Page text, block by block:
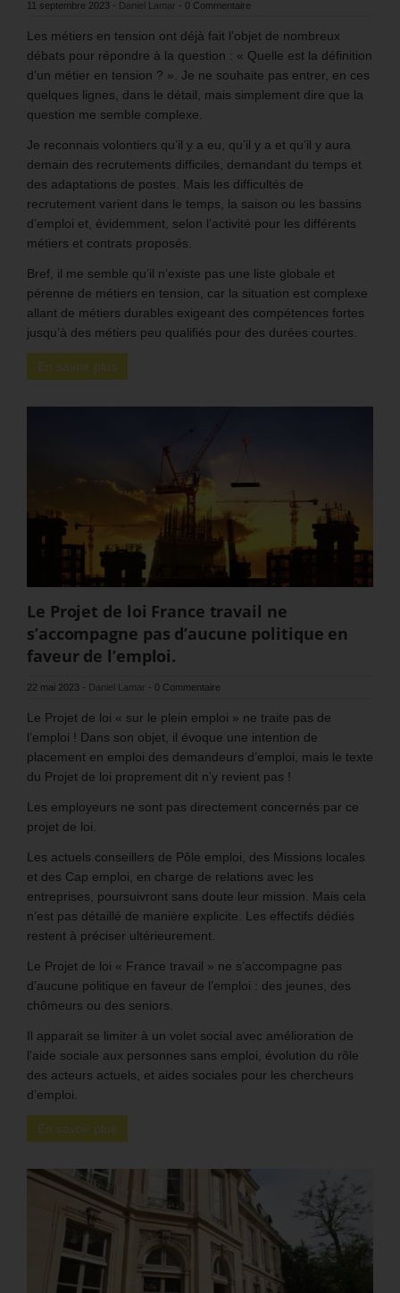
11 septembre 2023 - Daniel Lamar - 0 Commentaire
Les métiers en tension ont déjà fait l’objet de nombreux
débats pour répondre à la question : « Quelle est la définition
d’un métier en tension ? ». Je ne souhaite pas entrer, en ces
quelques lignes, dans le détail, mais simplement dire que la
question me semble complexe.
Je reconnais volontiers qu’il y a eu, qu’il y a et qu’il y aura
demain des recrutements difficiles, demandant du temps et
des adaptations de postes. Mais les difficultés de
recrutement varient dans le temps, la saison ou les bassins
d’emploi et, évidemment, selon l’activité pour les différents
métiers et contrats proposés.
Bref, il me semble qu’il n’existe pas une liste globale et
pérenne de métiers en tension, car la situation est complexe
allant de métiers durables exigeant des compétences fortes
jusqu’à des métiers peu qualifiés pour des durées courtes.
En savoir plus
Le Projet de loi France travail ne
s’accompagne pas d’aucune politique en
faveur de l’emploi.
22 mai 2023 - Daniel Lamar - 0 Commentaire
Le Projet de loi « sur le plein emploi » ne traite pas de
l’emploi ! Dans son objet, il évoque une intention de
placement en emploi des demandeurs d’emploi, mais le texte
du Projet de loi proprement dit n’y revient pas !
Les employeurs ne sont pas directement concernés par ce
projet de loi.
Les actuels conseillers de Pôle emploi, des Missions locales
et des Cap emploi, en charge de relations avec les
entreprises, poursuivront sans doute leur mission. Mais cela
n’est pas détaillé de manière explicite. Les effectifs dédiés
restent à préciser ultérieurement.
Le Projet de loi « France travail » ne s’accompagne pas
d’aucune politique en faveur de l’emploi : des jeunes, des
chômeurs ou des seniors.
Il apparait se limiter à un volet social avec amélioration de
l’aide sociale aux personnes sans emploi, évolution du rôle
des acteurs actuels, et aides sociales pour les chercheurs
d’emploi.
En savoir plus